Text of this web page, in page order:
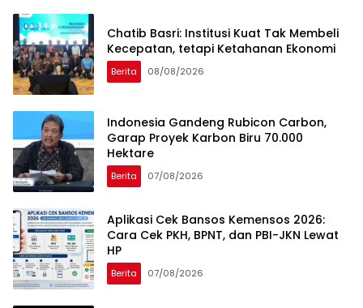
Chatib Basri: Institusi Kuat Tak Membeli
Kecepatan, tetapi Ketahanan Ekonomi
Berita 08/08/2026
Indonesia Gandeng Rubicon Carbon,
Garap Proyek Karbon Biru 70.000
Hektare
Berita 07/08/2026
Aplikasi Cek Bansos Kemensos 2026:
Cara Cek PKH, BPNT, dan PBI-JKN Lewat
HP
Berita 07/08/2026